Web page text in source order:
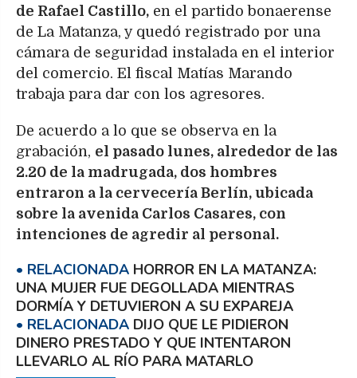
de Rafael Castillo, en el partido bonaerense
de La Matanza, y quedó registrado por una
cámara de seguridad instalada en el interior
del comercio. El fiscal Matías Marando
trabaja para dar con los agresores.
De acuerdo a lo que se observa en la
grabación, el pasado lunes, alrededor de las
2.20 de la madrugada, dos hombres
entraron a la cervecería Berlín, ubicada
sobre la avenida Carlos Casares, con
intenciones de agredir al personal.
HORROR EN LA MATANZA:
UNA MUJER FUE DEGOLLADA MIENTRAS
DORMÍA Y DETUVIERON A SU EXPAREJA
DIJO QUE LE PIDIERON
DINERO PRESTADO Y QUE INTENTARON
LLEVARLO AL RÍO PARA MATARLO